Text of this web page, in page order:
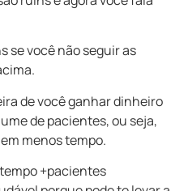
se você não seguir as
de você ganhar dinheiro
de pacientes, ou seja,
menos tempo.
+pacientes